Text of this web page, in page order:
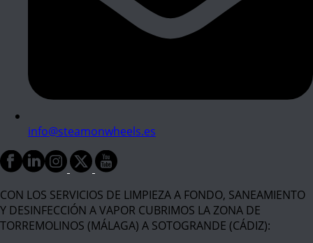
info@steamonwheels.es
CON LOS SERVICIOS DE LIMPIEZA A FONDO, SANEAMIENTO
Y DESINFECCIÓN A VAPOR CUBRIMOS LA ZONA DE
TORREMOLINOS (MÁLAGA) A SOTOGRANDE (CÁDIZ):